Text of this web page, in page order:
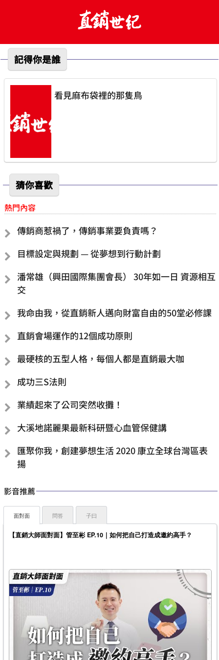
記得你是誰
看見麻布袋裡的那隻鳥
猜你喜歡
熱門內容
傳銷商惹禍了，傳銷事業要負責嗎？
目標設定與規劃 — 從夢想到行動計劃
潘常雄（興田國際集團會長） 30年如一日 資源相互
交
我命由我，從直銷新人邁向財富自由的50堂必修課
直銷會場運作的12個成功原則
最硬核的五型人格，每個人都是直銷最大咖
成功三S法則
業績起來了公司突然收攤！
大溪地諾麗果最新科研暨心血管保健講
匯聚你我，創建夢想生活 2020 康立全球台灣區表
揚
影音推薦
面對面
【直銷大師面對面】管至彬 EP.10｜如何把自己打造成邀約高手？
問答 子曰